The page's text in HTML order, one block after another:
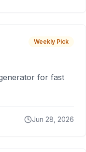
Weekly Pick
for fast
Jun 28, 2026